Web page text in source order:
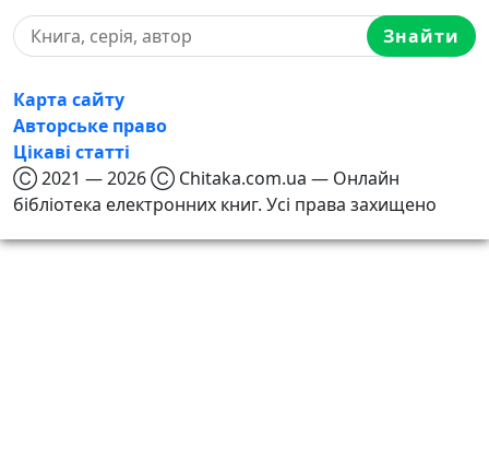
Знайти
Карта сайту
Авторське право
Цікаві статті
Ⓒ 2021 — 2026 Ⓒ Chitaka.com.ua — Онлайн
бібліотека електронних книг. Усі права захищено